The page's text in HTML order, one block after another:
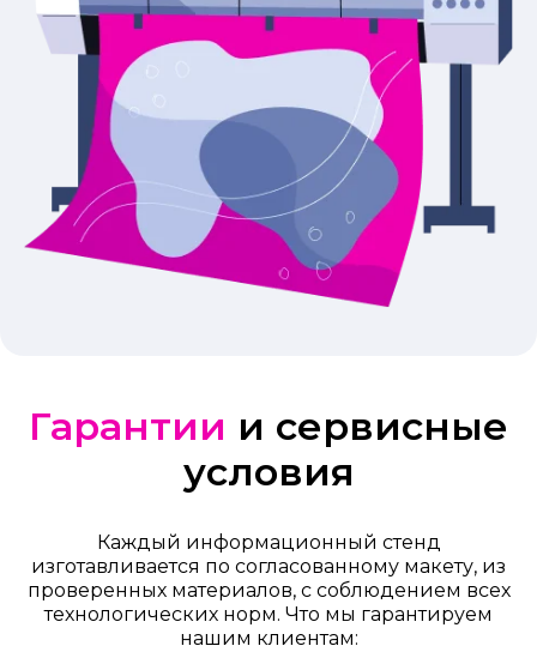
Гарантии и сервисные
условия
Каждый информационный стенд
изготавливается по согласованному макету, из
проверенных материалов, с соблюдением всех
технологических норм. Что мы гарантируем
нашим клиентам: